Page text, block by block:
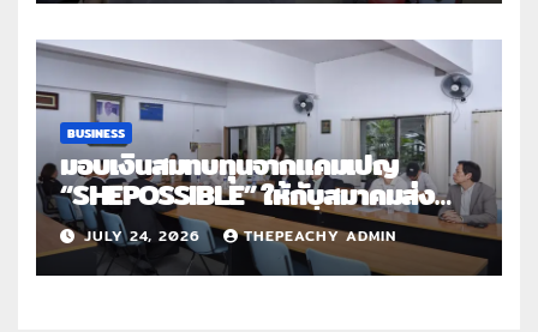
BUSINESS
มอบเงินสมทบทุนจากแคมเปญ
“SHEPOSSIBLE” ให้กับสมาคมส่ง
เสริมสถานภาพสตรีฯ เนื่องในวันสตรี
สากล 2569
JULY 24, 2026 THEPEACHY ADMIN